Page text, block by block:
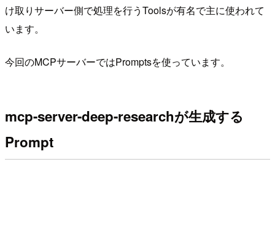
け取りサーバー側で処理を行うToolsが有名で主に使われて
います。
今回のMCPサーバーではPromptsを使っています。
mcp-server-deep-researchが生成する
Prompt